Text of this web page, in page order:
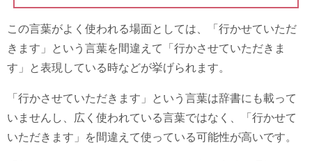
この言葉がよく使われる場面としては、「行かせていただ
きます」という言葉を間違えて「行かさせていただきま
す」と表現している時などが挙げられます。
「行かさせていただきます」という言葉は辞書にも載って
いませんし、広く使われている言葉ではなく、「行かせて
いただきます」を間違えて使っている可能性が高いです。